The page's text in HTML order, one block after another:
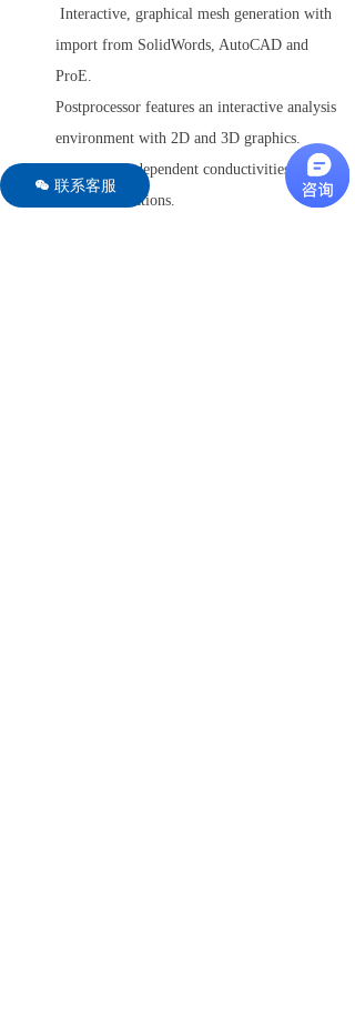
Interactive, graphical mesh generation with
import from SolidWords, AutoCAD and
ProE.
Postprocessor features an interactive analysis
environment with 2D and 3D graphics.
Define time-dependent conductivities for
switch simulations.
너 联系客服